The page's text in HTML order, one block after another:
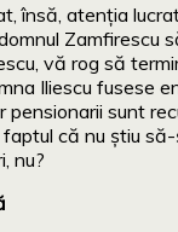
însă, atenția
Zamfirescu
vă rog să
Iliescu fusese
pensionarii sunt
faptul că nu știu
nu?